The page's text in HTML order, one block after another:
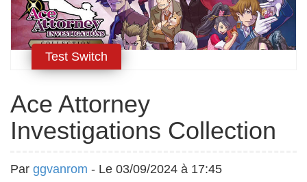
Test Switch
Ace Attorney
Investigations Collection
Par ggvanrom - Le 03/09/2024 à 17:45